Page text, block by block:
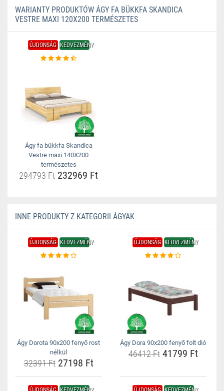
WARIANTY PRODUKTÓW ÁGY FA BÜKKFA SKANDICA
VESTRE MAXI 120X200 TERMÉSZETES
ÚJDONSÁG KEDVEZMÉNY
Ágy fa bükkfa Skandica
Vestre maxi 140X200
természetes
294793 Ft 232969 Ft
INNE PRODUKTY Z KATEGORII ÁGYAK
ÚJDONSÁG KEDVEZMÉNY
Ágy Dorota 90x200 fenyő rost
nélkül
32391 Ft27198 Ft
ÚJDONSÁG KEDVEZMÉNY
Ágy Dora 90x200 fenyő folt dió
46412 Ft41799 Ft